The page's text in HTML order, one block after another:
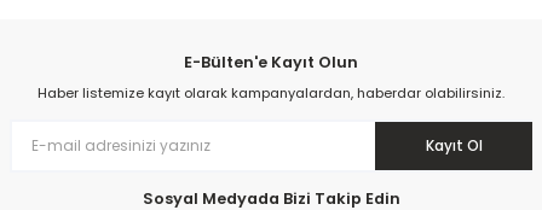
E-Bülten'e Kayıt Olun
Haber listemize kayıt olarak kampanyalardan, haberdar olabilirsiniz.
Kayıt Ol
Sosyal Medyada Bizi Takip Edin